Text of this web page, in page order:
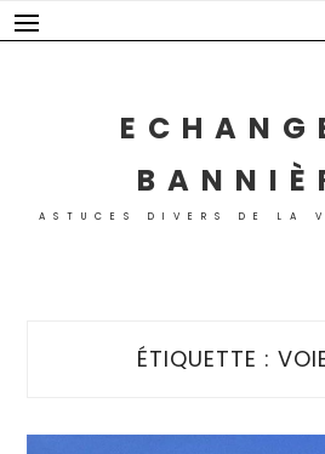
Skip
to
ASTUCES DIVERS DE LA
ÉTIQUETTE :